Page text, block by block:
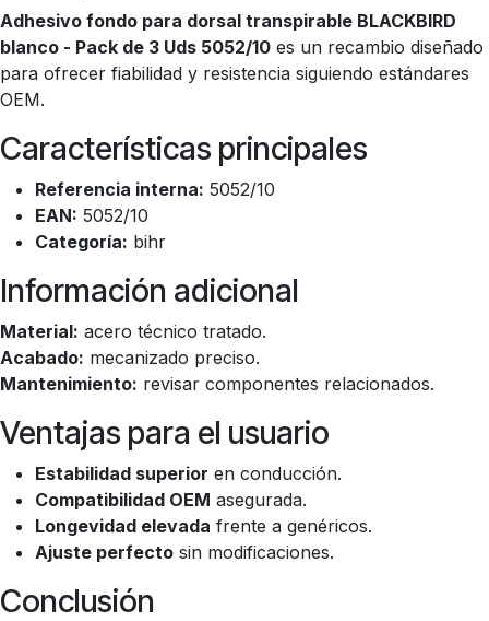
Adhesivo fondo para dorsal transpirable BLACKBIRD
blanco - Pack de 3 Uds 5052/10 es un recambio diseñado
para ofrecer fiabilidad y resistencia siguiendo estándares
OEM.
Características principales
Referencia interna: 5052/10
EAN: 5052/10
Categoría: bihr
Información adicional
Material: acero técnico tratado.
Acabado: mecanizado preciso.
Mantenimiento: revisar componentes relacionados.
Ventajas para el usuario
Estabilidad superior en conducción.
Compatibilidad OEM asegurada.
Longevidad elevada frente a genéricos.
Ajuste perfecto sin modificaciones.
Conclusión